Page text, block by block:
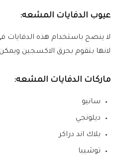
عيوب الدفايات المشعه:
لا ينصح باستخدام هذه الدفايات
لانها بتقوم بحرق الاكسجين
ماركات الدفايات المشعه:
سانيو
ديلونجي
بلاك اند دراكر
توشيبا